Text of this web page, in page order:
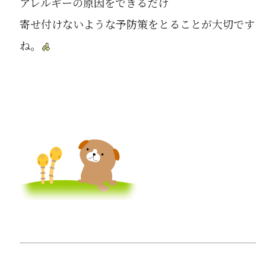
寄せ付けないような予防策をとることが大切です
ね。